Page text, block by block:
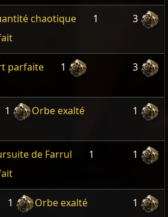
chaotique
1
3
parfaite
1
3
1
Orbe exalté
1
de Farrul
1
1
1
Orbe exalté
1